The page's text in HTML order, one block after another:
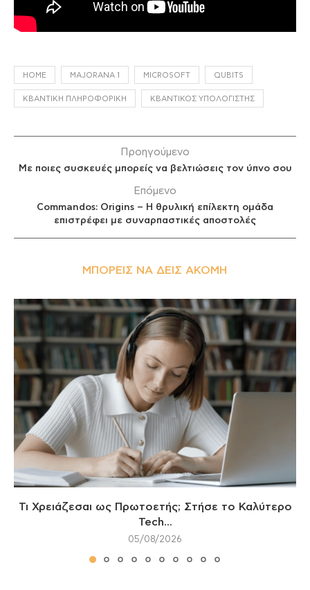
HOME MAJORANA 1 MICROSOFT QUBITS
ΚΒΑΝΤΙΚΉ ΠΛΗΡΟΦΟΡΙΚΉ ΚΒΑΝΤΙΚΌΣ ΥΠΟΛΟΓΙΣΤΉΣ
Προηγούμενο
Με ποιες συσκευές μπορείς να βελτιώσεις τον ύπνο σου
Επόμενο
Commandos: Origins – Η θρυλική επίλεκτη ομάδα
επιστρέφει με συναρπαστικές αποστολές
ΜΠΟΡΕΊΣ ΝΑ ΔΕΙΣ ΑΚΌΜΗ
Τι Χρειάζεσαι ως Πρωτοετής; Στήσε το Καλύτερο
Tech...
05/08/2026